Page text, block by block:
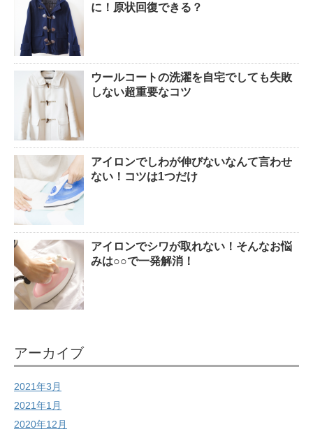
に！原状回復できる？
ウールコートの洗濯を自宅でしても失敗
しない超重要なコツ
アイロンでしわが伸びないなんて言わせ
ない！コツは1つだけ
アイロンでシワが取れない！そんなお悩
みは○○で一発解消！
アーカイブ
2021年3月
2021年1月
2020年12月